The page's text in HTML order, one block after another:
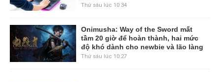
Thứ sáu lúc 10:34
Onimusha: Way of the Sword mất
tầm 20 giờ để hoàn thành, hai mức
độ khó dành cho newbie và lão làng
Thứ sáu lúc 10:27